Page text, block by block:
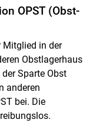
OPST (Obst-
Mitglied in der
Obstlagerhaus
Sparte Obst
anderen
bei. Die